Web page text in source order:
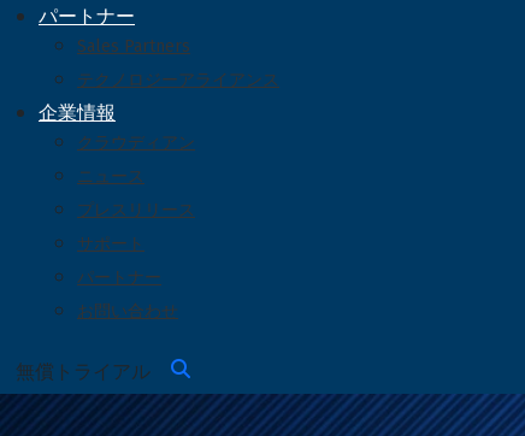
パートナー
Sales Partners
テクノロジーアライアンス
企業情報
クラウディアン
ニュース
プレスリリース
サポート
パートナー
お問い合わせ
無償トライアル